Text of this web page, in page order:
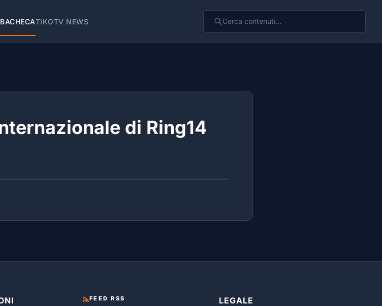
BACHECATIKOTV NEWS
di Ring14
FEED RSS LEGALE